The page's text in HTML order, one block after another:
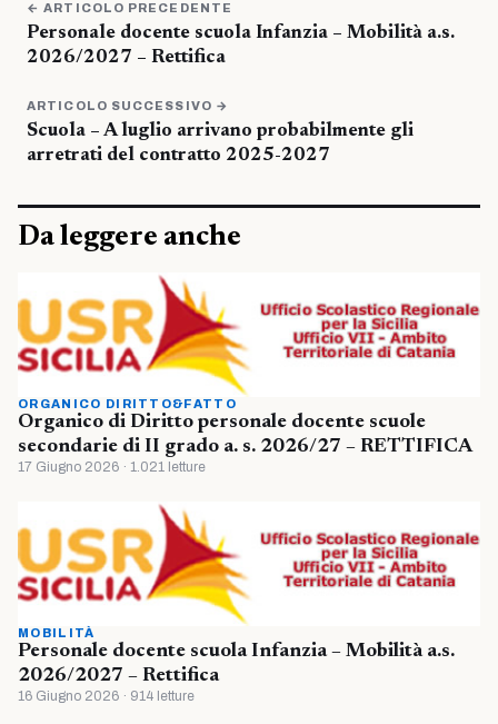
← ARTICOLO PRECEDENTE
Personale docente scuola Infanzia – Mobilità a.s.
2026/2027 – Rettifica
ARTICOLO SUCCESSIVO →
Scuola – A luglio arrivano probabilmente gli
arretrati del contratto 2025-2027
Da leggere anche
ORGANICO DIRITTO&FATTO
Organico di Diritto personale docente scuole
secondarie di II grado a. s. 2026/27 – RETTIFICA
17 Giugno 2026 · 1.021 letture
MOBILITÀ
Personale docente scuola Infanzia – Mobilità a.s.
2026/2027 – Rettifica
16 Giugno 2026 · 914 letture